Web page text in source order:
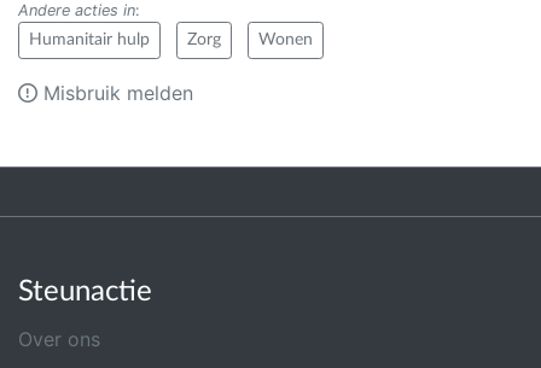
Andere acties in:
Humanitair hulp Zorg Wonen
Misbruik melden
Steunactie
Over ons